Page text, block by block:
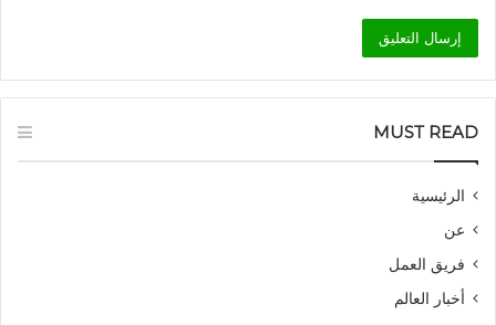
MUST READ
الرئيسية
عن
فريق العمل
أخبار العالم